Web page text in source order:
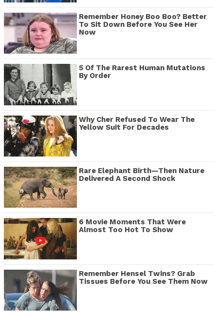
Remember Honey Boo Boo? Better
To Sit Down Before You See Her
Now
5 Of The Rarest Human Mutations
By Order
Why Cher Refused To Wear The
Yellow Suit For Decades
Rare Elephant Birth—Then Nature
Delivered A Second Shock
6 Movie Moments That Were
Almost Too Hot To Show
Remember Hensel Twins? Grab
Tissues Before You See Them Now